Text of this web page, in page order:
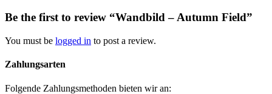
Be the first to review “Wandbild – Autumn Field”
You must be logged in to post a review.
Zahlungsarten
Folgende Zahlungsmethoden bieten wir an: